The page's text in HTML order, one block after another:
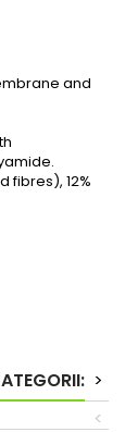
and
fibres), 12%
>
<